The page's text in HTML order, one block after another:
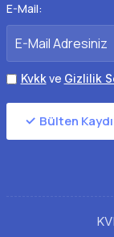
E-Mail:
Kvkkve Gizlilik
Bülten Kaydı